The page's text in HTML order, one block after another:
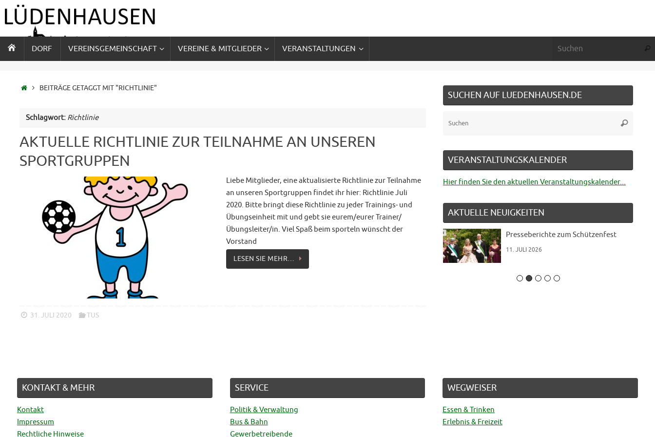
Inhalt
INHALT
SPRINGEN
DORF VEREINSGEMEINSCHAFT VEREINE & MITGLIEDER VERANSTALTUNGEN
STARTSEITE
BEITRÄGE GETAGGT MIT "RICHTLINIE"
Schlagwort: Richtlinie
AKTUELLE RICHTLINIE ZUR TEILNAHME AN UNSEREN
SPORTGRUPPEN
Liebe Mitglieder, eine aktualisierte Richtlinie zur Teilnahme
an unseren Sportgruppen findet ihr hier: Richtlinie Juli
2020. Bitte bringt diese Richtlinie zu jeder Trainings- und
Übungseinheit mit und gebt sie eurem/eurer Trainer/
Übungsleiter/in. Viel Spaß beim sporteln wünscht der
Vorstand
LESEN SIE MEHR…
31. JULI 2020 TUS
SUCHEN AUF LUEDENHAUSEN.DE
Suchen
VERANSTALTUNGSKALENDER
Hier finden Sie den aktuellen Veranstaltungskalender...
AKTUELLE NEUIGKEITEN
Schützenfest Lüdenhausen 2026
23. JUNI 2026
Volle Kirche beim „Abba-Gottesdienst“ Presseberichte zum Schützenfest
11. JULI 2026
KONTAKT & MEHR
Kontakt
Impressum
Rechtliche Hinweise
SERVICE
Politik & Verwaltung
Bus & Bahn
Gewerbetreibende
WEGWEISER
Essen & Trinken
Erlebnis & Freizeit